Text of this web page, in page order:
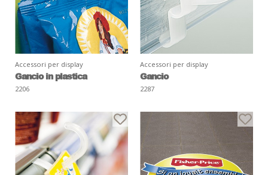
Accessori per display
Gancio in plastica
2206
Accessori per display
Gancio
2287